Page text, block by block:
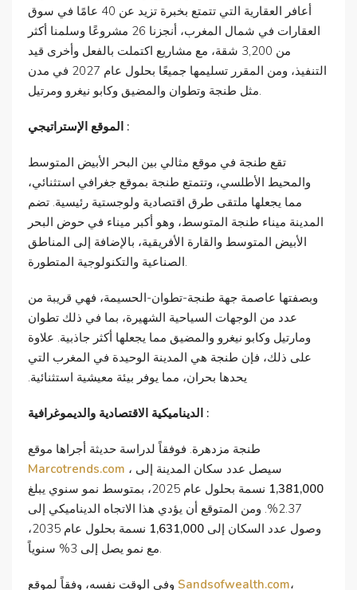
أعافر العقارية التي تتمتع بخبرة تزيد عن 40 عامًا في سوق
العقارات في شمال المغرب، أنجزنا 26 مشروعًا وسلمنا أكثر
من 3,200 شقة، مع مشاريع اكتملت بالفعل وأخرى قيد
التنفيذ، ومن المقرر تسليمها جميعًا بحلول عام 2027 في مدن
مثل طنجة وتطوان والمضيق وكابو نيغرو ومرتيل.
الموقع الإستراتيجي :
تقع طنجة في موقع مثالي بين البحر الأبيض المتوسط
والمحيط الأطلسي، وتتمتع طنجة بموقع جغرافي استثنائي،
مما يجعلها ملتقى طرق اقتصادية ولوجستية رئيسية. تضم
المدينة ميناء طنجة المتوسط، وهو أكبر ميناء في حوض البحر
الأبيض المتوسط والقارة الأفريقية، بالإضافة إلى المناطق
الصناعية والتكنولوجية المتطورة.
وبصفتها عاصمة جهة طنجة-تطوان-الحسيمة، فهي قريبة من
عدد من الوجهات السياحية الشهيرة، بما في ذلك تطوان
ومارتيل وكابو نيغرو والمضيق مما يجعلها أكثر جاذبية. علاوة
على ذلك، فإن طنجة هي المدينة الوحيدة في المغرب التي
يحدها بحران، مما يوفر بيئة معيشية استثنائية.
الديناميكية الاقتصادية والديموغرافية :
طنجة مزدهرة. فوفقاً لدراسة حديثة أجراها موقع
Marcotrends.com
، سيصل عدد سكان المدينة إلى
1,381,000
نسمة بحلول عام 2025، بمتوسط نمو سنوي يبلغ
2.37%. ومن المتوقع أن يؤدي هذا الاتجاه الديناميكي إلى
وصول عدد السكان إلى 1,631,000
نسمة بحلول عام 2035،
مع نمو يصل إلى 3% سنوياً.
Sandsofwealth.com،